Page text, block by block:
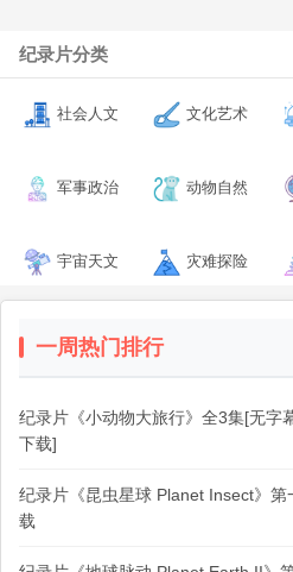
纪录片分类
社会人文 文化艺术
军事政治 动物自然
宇宙天文 灾难探险
一周热门排行
纪录片《小动物大旅行》全3集[无字
下载]
纪录片《昆虫星球 Planet Insect》
载